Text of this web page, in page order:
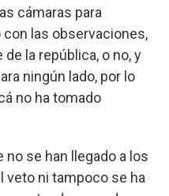
cámaras para
las observaciones,
la república, o no, y
ningún lado, por lo
no ha tomado
no se han llegado a los
veto ni tampoco se ha